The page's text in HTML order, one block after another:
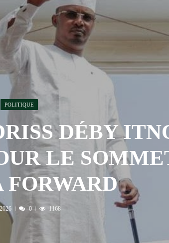
2 AOÛT 2026
en ligne... 4 AOÛT 2026
4 AOÛT 2026
... 3 AOÛT 2026
POLITIQUE
DÉBY
LE
0 1168